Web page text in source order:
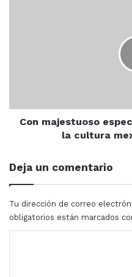
que esto está a favor del
que un embarazo no sea
en
Con majestuoso
la cultura
Deja un comentario
Tu dirección de correo
obligatorios están marcados